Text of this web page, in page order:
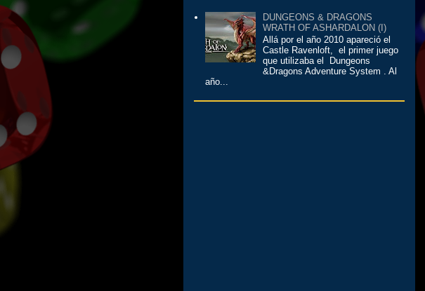
DUNGEONS & DRAGONS
WRATH OF ASHARDALON (I)
Allá por el año 2010 apareció el
Castle Ravenloft, el primer juego
que utilizaba el Dungeons
&Dragons Adventure System . Al
año...